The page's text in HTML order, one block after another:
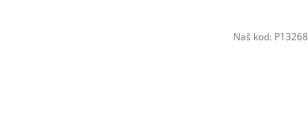
Naš kod: P13268